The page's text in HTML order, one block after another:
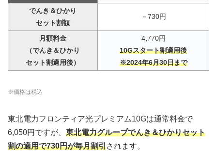
でんき＆ひかり
セット割額
－730円
月額料金
（でんき＆ひかり
セット割適用後）
4,770円
10Gスタート割適用後
※2024年6月30日まで
※価格は税込
東北電力フロンティア光プレミアム10Gは通常料金で
6,050円ですが、 東北電力グループでんき＆ひかりセット
割の適用で730円が毎月割引されます。